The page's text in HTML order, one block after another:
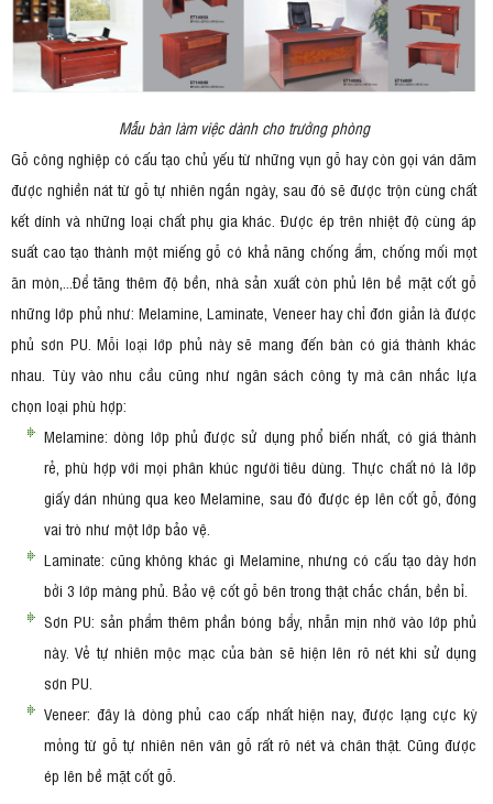
Mẫu bàn làm việc dành cho trưởng phòng
Gỗ công nghiệp có cấu tạo chủ yếu từ những vụn gỗ hay còn gọi ván dăm
được nghiền nát từ gỗ tự nhiên ngắn ngày, sau đó sẽ được trộn cùng chất
kết dính và những loại chất phụ gia khác. Được ép trên nhiệt độ cùng áp
suất cao tạo thành một miếng gỗ có khả năng chống ẩm, chống mối mọt
ăn mòn,...Để tăng thêm độ bền, nhà sản xuất còn phủ lên bề mặt cốt gỗ
những lớp phủ như: Melamine, Laminate, Veneer hay chỉ đơn giản là được
phủ sơn PU. Mỗi loại lớp phủ này sẽ mang đến bàn có giá thành khác
nhau. Tùy vào nhu cầu cũng như ngân sách công ty mà cân nhắc lựa
chọn loại phù hợp:
Melamine: dòng lớp phủ được sử dụng phổ biến nhất, có giá thành
rẻ, phù hợp với mọi phân khúc người tiêu dùng. Thực chất nó là lớp
giấy dán nhúng qua keo Melamine, sau đó được ép lên cốt gỗ, đóng
vai trò như một lớp bảo vệ.
Laminate: cũng không khác gì Melamine, nhưng có cấu tạo dày hơn
bởi 3 lớp màng phủ. Bảo vệ cốt gỗ bên trong thật chắc chắn, bền bỉ.
Sơn PU: sản phẩm thêm phần bóng bẩy, nhẵn mịn nhờ vào lớp phủ
này. Vẻ tự nhiên mộc mạc của bàn sẽ hiện lên rõ nét khi sử dụng
sơn PU.
Veneer: đây là dòng phủ cao cấp nhất hiện nay, được lạng cực kỳ
mỏng từ gỗ tự nhiên nên vân gỗ rất rõ nét và chân thật. Cũng được
ép lên bề mặt cốt gỗ.